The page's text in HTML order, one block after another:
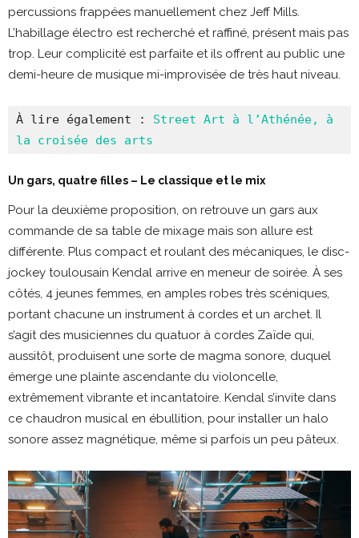
percussions frappées manuellement chez Jeff Mills.
L’habillage électro est recherché et raffiné, présent mais pas
trop. Leur complicité est parfaite et ils offrent au public une
demi-heure de musique mi-improvisée de très haut niveau.
À lire également : Street Art à l’Athénée, à
la croisée des arts
Un gars, quatre filles – Le classique et le mix
Pour la deuxième proposition, on retrouve un gars aux
commande de sa table de mixage mais son allure est
différente. Plus compact et roulant des mécaniques, le disc-
jockey toulousain Kendal arrive en meneur de soirée. À ses
côtés, 4 jeunes femmes, en amples robes très scéniques,
portant chacune un instrument à cordes et un archet. Il
s’agit des musiciennes du quatuor à cordes Zaïde qui,
aussitôt, produisent une sorte de magma sonore, duquel
émerge une plainte ascendante du violoncelle,
extrêmement vibrante et incantatoire. Kendal s’invite dans
ce chaudron musical en ébullition, pour installer un halo
sonore assez magnétique, même si parfois un peu pâteux.